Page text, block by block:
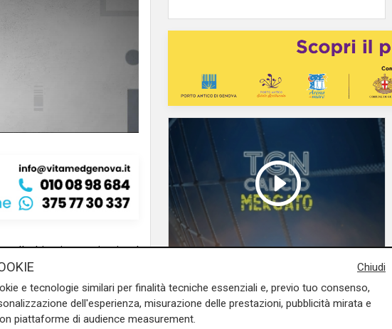
sulla Liguria seguiteci sul
e suFacebook
TGN Calcio sera, edizione del
06/08/2026
Chiudi
e tecnologie similari per finalità tecniche essenziali e, previo tuo consenso,
dell'esperienza, misurazione delle prestazioni, pubblicità mirata e
piattaforme di audience measurement.